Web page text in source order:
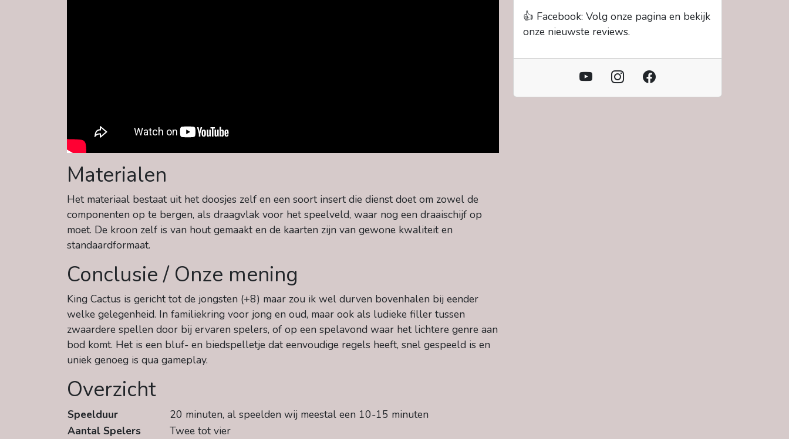
Materialen
Het materiaal bestaat uit het doosjes zelf en een soort insert die dienst doet om zowel de
componenten op te bergen, als draagvlak voor het speelveld, waar nog een draaischijf op
moet. De kroon zelf is van hout gemaakt en de kaarten zijn van gewone kwaliteit en
standaardformaat.
Conclusie / Onze mening
King Cactus is gericht tot de jongsten (+8) maar zou ik wel durven bovenhalen bij eender
welke gelegenheid. In familiekring voor jong en oud, maar ook als ludieke filler tussen
zwaardere spellen door bij ervaren spelers, of op een spelavond waar het lichtere genre aan
bod komt. Het is een bluf- en biedspelletje dat eenvoudige regels heeft, snel gespeeld is en
uniek genoeg is qua gameplay.
Overzicht
Speelduur
20 minuten, al speelden wij meestal een 10-15 minuten
Aantal Spelers
Twee tot vier
👍 Facebook: Volg onze pagina en bekijk
onze nieuwste reviews.